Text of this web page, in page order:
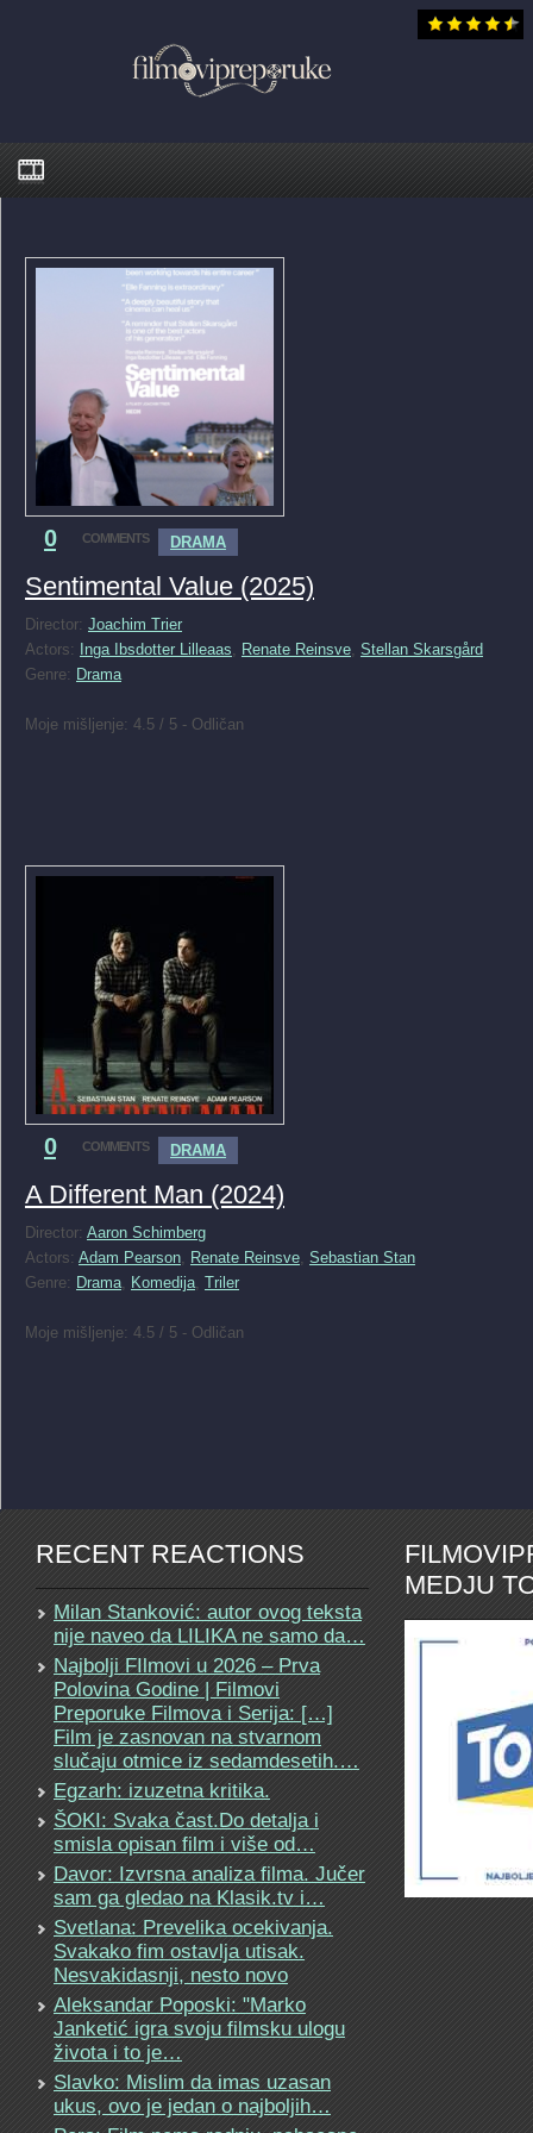
0 COMMENTS DRAMA
Sentimental Value (2025)
Director: Joachim Trier
Actors:
Inga Ibsdotter Lilleaas Renate Reinsve Stellan Skarsgård
Genre: Drama
Moje mišljenje: 4.5 / 5 - Odličan
0 COMMENTS DRAMA
A Different Man (2024)
Director: Aaron Schimberg
Actors: Adam Pearson Renate Reinsve Sebastian Stan
Genre: Drama Komedija Triler
Moje mišljenje: 4.5 / 5 - Odličan
RECENT REACTIONS
Milan Stanković: autor ovog teksta
nije naveo da LILIKA ne samo da…
Najbolji FIlmovi u 2026 – Prva
Polovina Godine | Filmovi
Preporuke Filmova i Serija: […]
Film je zasnovan na stvarnom
slučaju otmice iz sedamdesetih.…
Egzarh: izuzetna kritika.
ŠOKI: Svaka čast.Do detalja i
smisla opisan film i više od…
Davor: Izvrsna analiza filma. Jučer
sam ga gledao na Klasik.tv i…
Svetlana: Prevelika ocekivanja.
Svakako fim ostavlja utisak.
Nesvakidasnji, nesto novo
Aleksandar Poposki: "Marko
Janketić igra svoju filmsku ulogu
života i to je…
Slavko: Mislim da imas uzasan
ukus, ovo je jedan o najboljih…
MEDJU